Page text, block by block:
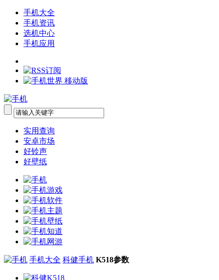
手机大全
手机资讯
选机中心
手机应用
实用查询
安卓市场
好铃声
好壁纸
手机大全 科健手机 K518参数